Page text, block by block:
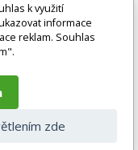
(např. textilních
dodáváno v
Fotografie mohou
skutečnosti
el. podoby. V
k využití
informace
reklam. Souhlas
zde